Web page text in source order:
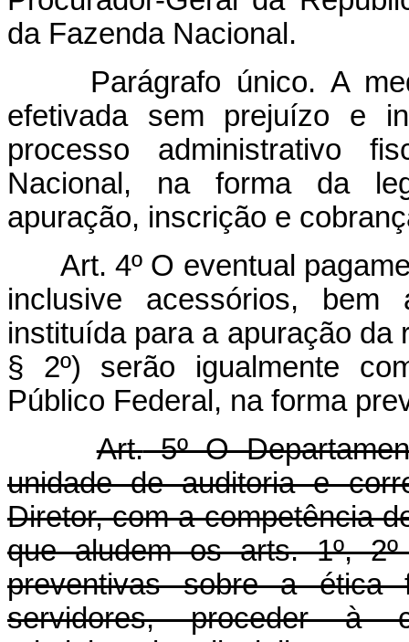
da Fazenda Nacional.
Parágrafo único. A
efetivada sem prejuízo e
processo administrativo
Nacional, na forma da
apuração, inscrição e
Art. 4º O eventual
inclusive acessórios,
instituída para a apuração da
§ 2º) serão igualmente
Público Federal, na forma
Art.5º O
unidade de auditoria e
Diretor, com a competência
que aludem os arts. 1º,
preventivas sobre a
servidores, proceder à